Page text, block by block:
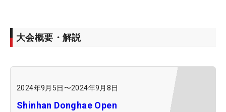
大会概要・解説
2024年9月5日 〜2024年9月8日
Shinhan Donghae Open